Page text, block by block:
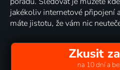
jakékoliv internetové připojení
máte jistotu, že vám nic
Zkusit
na 10 dní a